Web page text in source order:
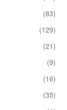
(83)
(129)
(21)
(9)
(16)
(35)